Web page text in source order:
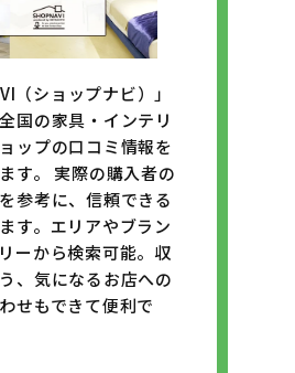
（ショップナビ）」
国の家具・インテリ
ップの口コミ情報を
す。 実際の購入者の
参考に、信頼できる
す。エリアやブラン
ーから検索可能。収
、気になるお店への
せもできて便利で